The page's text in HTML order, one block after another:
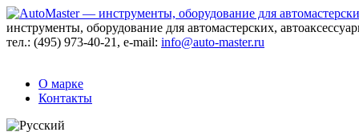
инструменты, оборудование для автомастерских,
тел.: (495) 973-40-21 , e-mail: info@auto-master.ru
О марке
Контакты